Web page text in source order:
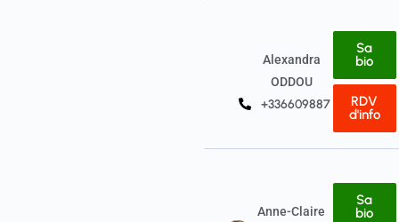
Alexandra
ODDOU
+33660988723
Sa
bio
RDV
d'info
Anne-Claire
Sa
bio